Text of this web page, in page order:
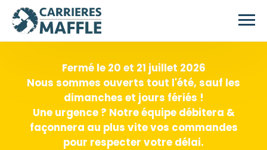
Skip to main content
Fermé le 20 et 21 juillet 2026
Nous sommes ouverts tout l'été, sauf les
dimanches et jours fériés !
Une urgence ? Notre équipe débitera &
façonnera au plus vite vos commandes
pour respecter votre délai.